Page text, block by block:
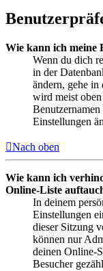
Wie kann ich meine
Wenn du dich
in der
ändern, gehe in
wird meist
Einstellungen
Nach oben
Wie kann ich
Online-Liste
In deinem
Einstellungen
dieser Sitzung
können nur
deinen Online-
Besucher